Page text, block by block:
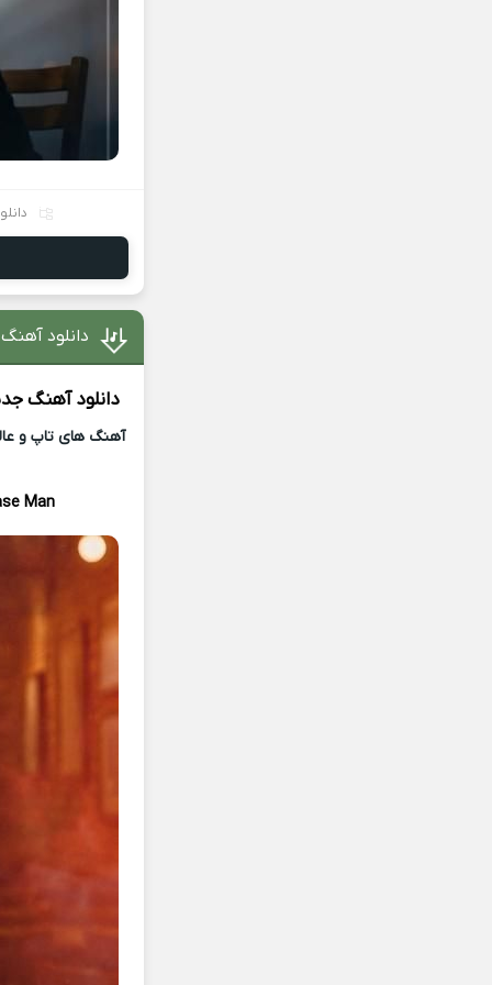
دانلود
دانلود آهنگ
آهنگ های تاپ و
Man